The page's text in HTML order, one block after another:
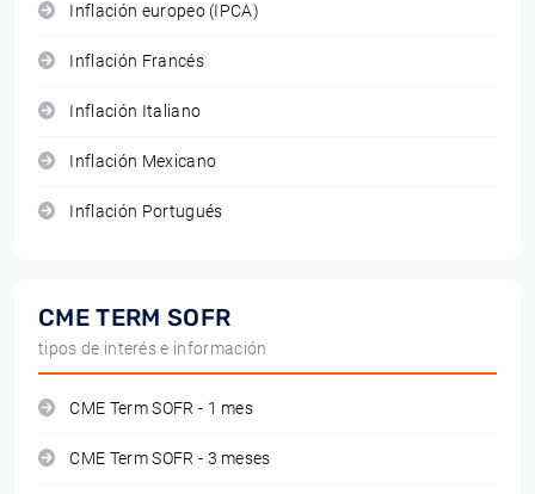
Inflación europeo (IPCA)
Inflación Francés
Inflación Italiano
Inflación Mexicano
Inflación Portugués
CME TERM SOFR
tipos de interés e información
CME Term SOFR - 1 mes
CME Term SOFR - 3 meses